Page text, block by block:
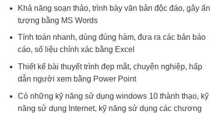
Khả năng soạn thảo, trình bày văn bản độc đáo, gây ấn
tượng bằng MS Words
Tính toán nhanh, dùng đúng hàm, đưa ra các bản báo
cáo, số liệu chính xác bằng Excel
Thiết kế bài thuyết trình đẹp mắt, chuyên nghiệp, hấp
dẫn người xem bằng Power Point
Có những kỹ năng sử dụng windows 10 thành thạo, kỹ
năng sử dụng Internet, kỹ năng sử dụng các chương